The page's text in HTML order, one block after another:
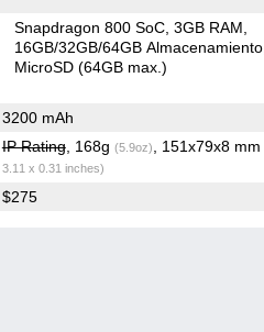
Snapdragon 800 SoC 3GB RAM
16GB/32GB/64GB Almacenamiento
MicroSD (64GB max.)
3200 mAh
IP Rating, 168g (5.9oz) , 151x79x8 mm
3.11 x 0.31 inches)
$275